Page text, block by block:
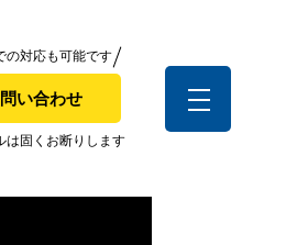
の対応も可能です
い合わせ
は固くお断りします
す